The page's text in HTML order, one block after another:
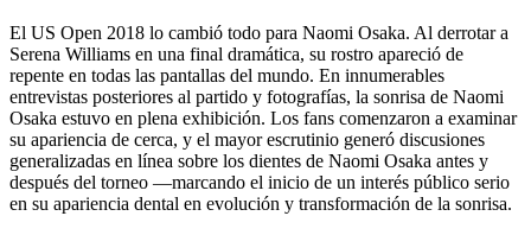
El US Open 2018 lo cambió todo para Naomi Osaka. Al derrotar a
Serena Williams en una final dramática, su rostro apareció de
repente en todas las pantallas del mundo. En innumerables
entrevistas posteriores al partido y fotografías, la sonrisa de Naomi
Osaka estuvo en plena exhibición. Los fans comenzaron a examinar
su apariencia de cerca, y el mayor escrutinio generó discusiones
generalizadas en línea sobre los dientes de Naomi Osaka antes y
después del torneo —marcando el inicio de un interés público serio
en su apariencia dental en evolución y transformación de la sonrisa.